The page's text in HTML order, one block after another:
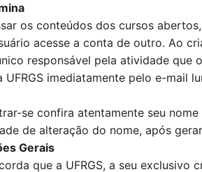
os conteúdos dos cursos
acesse a conta de outro. Ao
responsável pela atividade que
UFRGS imediatamente pelo e-mail
se confira atentamente seu
de alteração do nome, após
Gerais
que a UFRGS, a seu